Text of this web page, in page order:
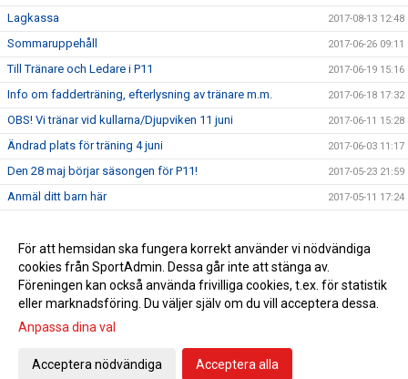
Lagkassa 2017-08-13 12:48
Sommaruppehåll 2017-06-26 09:11
Till Tränare och Ledare i P11 2017-06-19 15:16
Info om fadderträning, efterlysning av tränare m.m. 2017-06-18 17:32
OBS! Vi tränar vid kullarna/Djupviken 11 juni 2017-06-11 15:28
Ändrad plats för träning 4 juni 2017-06-03 11:17
Den 28 maj börjar säsongen för P11! 2017-05-23 21:59
Anmäl ditt barn här 2017-05-11 17:24
Välkomna till upptaktsträff för föräldrar till barn födda 2011 2017-04-24 12:31
Välkommen att spela fotboll i Piteå IF 2017-02-14 06:37
Gå till Webbversion
För att hemsidan ska fungera korrekt använder vi nödvändiga
cookies från SportAdmin. Dessa går inte att stänga av.
Föreningen kan också använda frivilliga cookies, t.ex. för statistik
eller marknadsföring. Du väljer själv om du vill acceptera dessa.
Anpassa dina val
Acceptera nödvändiga Acceptera alla